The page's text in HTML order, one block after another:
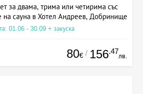
за двама, трима или четирима със
на сауна в Хотел Андреев, Добринище
01.06 - 30.09 + закуска
80€ / 156.47
лв.